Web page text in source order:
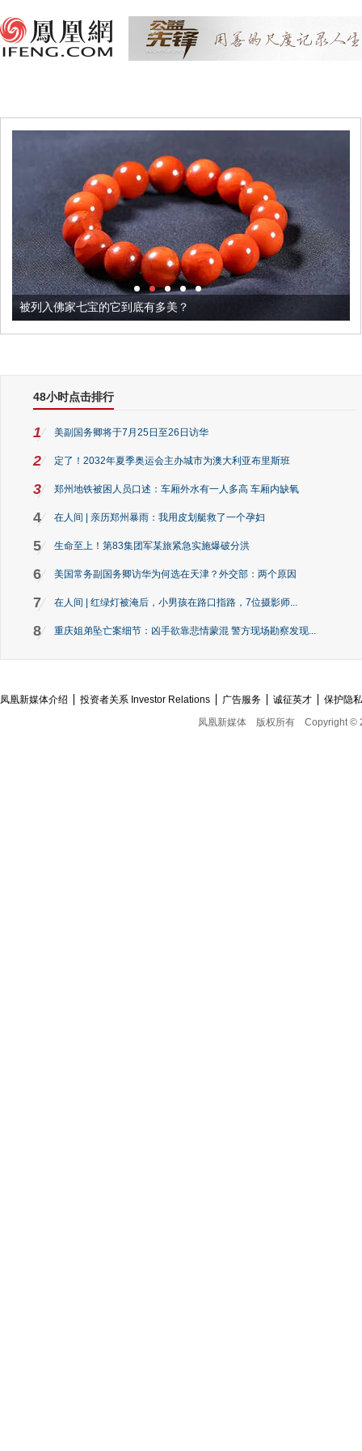
被列入佛家七宝的它到底有多美？
48小时点击排行
1 美副国务卿将于7月25日至26日访华
2 定了！2032年夏季奥运会主办城市为澳大利亚布里斯班
3 郑州地铁被困人员口述：车厢外水有一人多高 车厢内缺氧
4 在人间 | 亲历郑州暴雨：我用皮划艇救了一个孕妇
5 生命至上！第83集团军某旅紧急实施爆破分洪
6 美国常务副国务卿访华为何选在天津？外交部：两个原因
7 在人间 | 红绿灯被淹后，小男孩在路口指路，7位摄影师...
8 重庆姐弟坠亡案细节：凶手欲靠悲情蒙混 警方现场勘察发现...
凤凰新媒体介绍 投资者关系 Investor Relations 广告服务 诚征英才
保护隐
凤凰新媒体
版权所有 Copyright ©